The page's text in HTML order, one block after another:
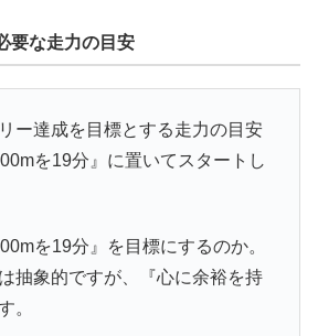
要な走力の目安
ー達成を目標とする走力の目安
を19分』に置いてスタートし
を19分』を目標にするのか。
抽象的ですが、『心に余裕を持
。